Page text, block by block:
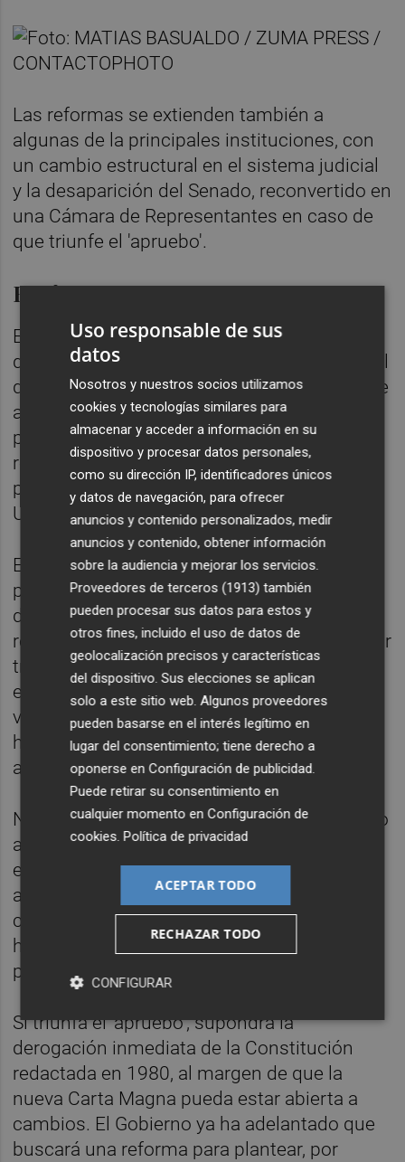
Las reformas se extienden también a
algunas de la principales instituciones, con
un cambio estructural en el sistema judicial
y la desaparición del Senado, reconvertido en
una Cámara de Representantes en caso de
que triunfe el 'apruebo'.
Boric no convence
El propio Boric ha hecho campaña en favor
de la aprobación del nuevo borrador, sobre el
que tiene "una buena opinión" a pesar de que
asume que "siempre hay cosas que se
pueden mejorar", como él mismo ha
reconocido esta semana en una entrevista
publicada por la revista 'Time' de Estados
Unidos.
El presidente ha reconocido durante todo el
proceso de redacción la aparente
desafección de la ciudadanía que ya
reflejaban los sondeos, que ha terminado por
traducirse en una ventaja del 'rechazo'. Las
encuestas conceden a esta opción una
ventaja de hasta diez puntos, si bien no se
ha publicado ningún sondeo desde el 20 de
agosto.
Numerosos rostros públicos se han sumado
a la campaña a favor del cambio, como la
expresidenta chilena Michelle Bachelet. El
antiguo mandatario Sebastián Piñera, en
cambio, guarda silencio, aunque su entorno
ha deslizado a medios locales que se inclina
por el 'no'.
Si triunfa el 'apruebo', supondrá la
derogación inmediata de la Constitución
redactada en 1980, al margen de que la
nueva Carta Magna pueda estar abierta a
cambios. El Gobierno ya ha adelantado que
buscará una reforma para plantear, por
Uso responsable de sus
datos
Nosotros y nuestros socios utilizamos
cookies y tecnologías similares para
almacenar y acceder a información en su
dispositivo y procesar datos personales,
como su dirección IP, identificadores únicos
y datos de navegación, para ofrecer
anuncios y contenido personalizados, medir
anuncios y contenido, obtener información
sobre la audiencia y mejorar los servicios.
Proveedores de terceros (1913) también
pueden procesar sus datos para estos y
otros fines, incluido el uso de datos de
geolocalización precisos y características
del dispositivo. Sus elecciones se aplican
solo a este sitio web. Algunos proveedores
pueden basarse en el interés legítimo en
lugar del consentimiento; tiene derecho a
oponerse enConfiguración de publicidad.
Puede retirar su consentimiento en
cualquier momento enConfiguración de
cookies.Política de privacidad
ACEPTAR TODO
RECHAZAR TODO
CONFIGURAR